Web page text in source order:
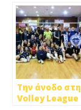
ΑΠΟ ΤΟΝ ΑΡΗ
Την άνοδο στη
Volley League